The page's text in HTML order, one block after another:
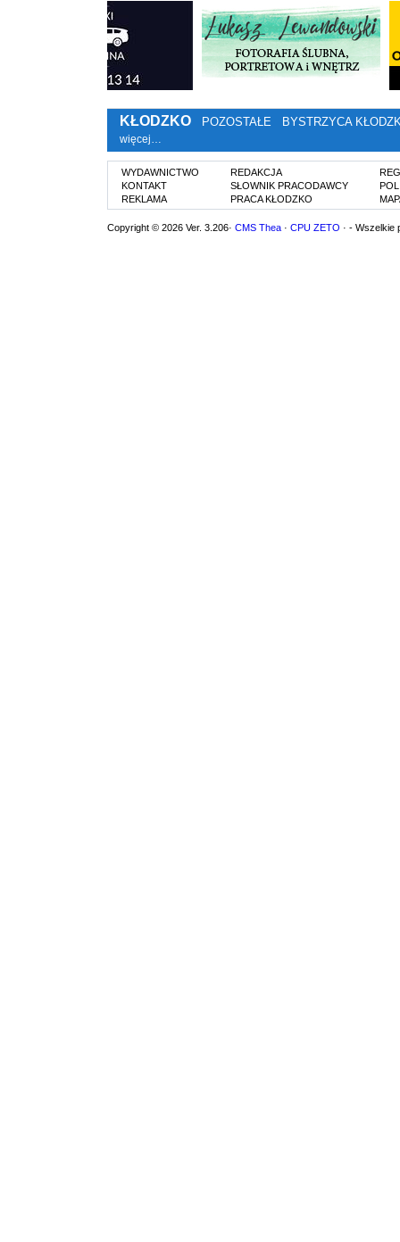
KŁODZKO POZOSTAŁE BYSTRZYCA
więcej…
WYDAWNICTWO
KONTAKT
REKLAMA
REDAKCJA
SŁOWNIK PRACODAWCY
PRACA KŁODZKO
Copyright © 2026 Ver. 3.206· CMS Thea · CPU ZETO · - Wszelkie